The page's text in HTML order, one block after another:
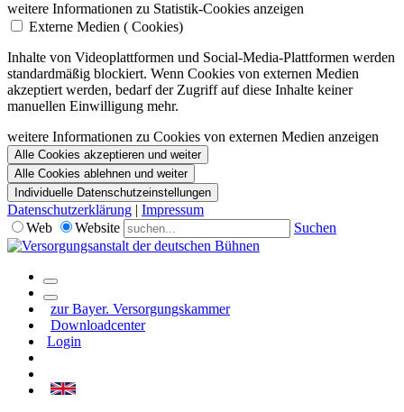
weitere Informationen zu Statistik-Cookies anzeigen
Externe Medien ( Cookies)
Inhalte von Videoplattformen und Social-Media-Plattformen werden
standardmäßig blockiert. Wenn Cookies von externen Medien
akzeptiert werden, bedarf der Zugriff auf diese Inhalte keiner
manuellen Einwilligung mehr.
weitere Informationen zu Cookies von externen Medien anzeigen
Alle Cookies akzeptieren und weiter
Alle Cookies ablehnen und weiter
Individuelle Datenschutzeinstellungen
Datenschutzerklärung | Impressum
Web
Website Suchen
zur Bayer. Versorgungskammer
Downloadcenter
Login